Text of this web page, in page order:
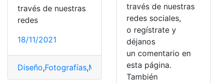
través de nuestras
redes
18/11/2021
Diseño,Fotografías,Miniatura Óptica,Reto
través de nuestras
redes sociales,
o regístrate y
déjanos
un comentario en
esta página.
También